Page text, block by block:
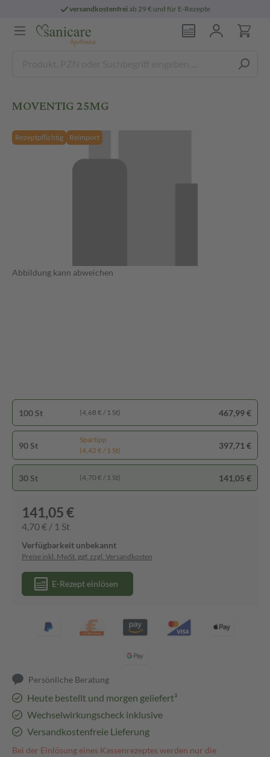
versandkostenfreiab 29 € und für E-Rezepte
MOVENTIG 25MG
Rezeptpflichtig Reimport
Abbildung kann abweichen
100 St (4,68 € / 1 St) 467,99 €
90 St
Spartipp
(4,42 € / 1 St)
397,71 €
30 St (4,70 € / 1 St) 141,05 €
141,05 €
4,70 € / 1 St
Verfügbarkeit unbekannt
Preise inkl. MwSt. ggf. zzgl. Versandkosten
E-Rezept einlösen
Persönliche Beratung
Heute bestellt und morgen geliefert³
Wechselwirkungscheck inklusive
Versandkostenfreie Lieferung
Bei der Einlösung eines Kassenrezeptes werden nur die